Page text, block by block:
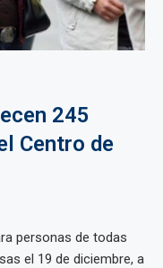
245
Centro de
personas de todas
el 19 de diciembre, a